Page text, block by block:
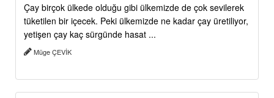
Çay birçok ülkede olduğu gibi ülkemizde de çok sevilerek
tüketilen bir içecek. Peki ülkemizde ne kadar çay üretiliyor,
yetişen çay kaç sürgünde hasat ...
Müge ÇEVİK